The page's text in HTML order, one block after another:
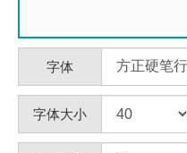
字体
字体大小